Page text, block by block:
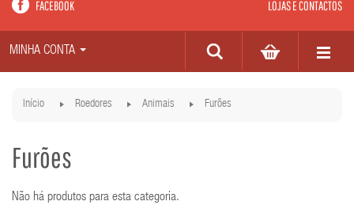
LOJAS E CONTACTOS
FACEBOOK
MINHA CONTA
Início Roedores Animais Furões
Furões
Não há produtos para esta categoria.